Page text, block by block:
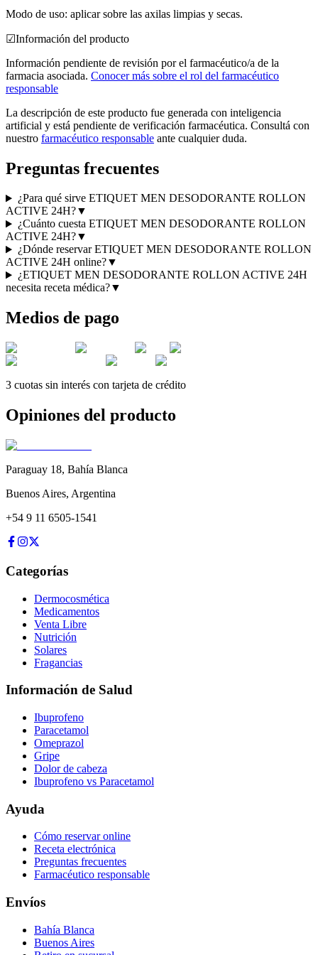
Modo de uso: aplicar sobre las axilas limpias y secas.
☑Información del producto
Información pendiente de revisión por el farmacéutico/a de la
farmacia asociada. Conocer más sobre el rol del farmacéutico
responsable
La descripción de este producto fue generada con inteligencia
artificial y está pendiente de verificación farmacéutica. Consultá con
nuestro farmacéutico responsable ante cualquier duda.
Preguntas frecuentes
¿Para qué sirve ETIQUET MEN DESODORANTE ROLLON
ACTIVE 24H?▼
¿Cuánto cuesta ETIQUET MEN DESODORANTE ROLLON
ACTIVE 24H?▼
¿Dónde reservar ETIQUET MEN DESODORANTE ROLLON
ACTIVE 24H online?▼
¿ETIQUET MEN DESODORANTE ROLLON ACTIVE 24H
necesita receta médica?▼
Medios de pago
3 cuotas sin interés con tarjeta de crédito
Opiniones del producto
Paraguay 18, Bahía Blanca
Buenos Aires, Argentina
+54 9 11 6505-1541
Categorías
Dermocosmética
Medicamentos
Venta Libre
Nutrición
Solares
Fragancias
Información de Salud
Ibuprofeno
Paracetamol
Omeprazol
Gripe
Dolor de cabeza
Ibuprofeno vs Paracetamol
Ayuda
Cómo reservar online
Receta electrónica
Preguntas frecuentes
Farmacéutico responsable
Envíos
Bahía Blanca
Buenos Aires